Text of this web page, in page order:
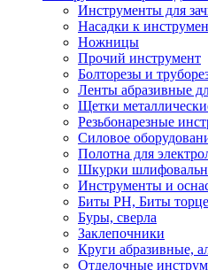
Инструменты для
Насадки к
Ножницы
Прочий инструмент
Болторезы и
Ленты абразивные
Щетки
Резьбонарезные
Силовое
Полотна для
Шкурки
Инструменты и
Биты PH, Биты
Буры, сверла
Заклепочники
Круги абразивные,
Отделочные